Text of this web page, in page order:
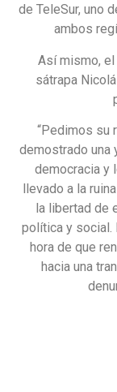
de TeleSur, uno
ambos
Así mismo,
sátrapa
“Pedimos su
demostrado una
democracia y
llevado a la
la libertad de
política y social.
hora de que
hacia una